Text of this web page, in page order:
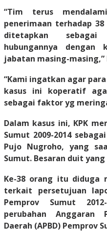
“Tim terus
penerimaan terhadap 38
ditetapkan
hubungannya dengan
jabatan masing-
“Kami ingatkan agar
kasus ini koperatif
sebagai faktor yg
Dalam kasus ini, KPK
Sumut 2009-2014
Pujo Nugroho, yang
Sumut. Besaran duit
Ke-38 orang itu diduga
terkait persetujuan
Pemprov Sumut
perubahan Anggaran
Daerah (APBD) Pemprov